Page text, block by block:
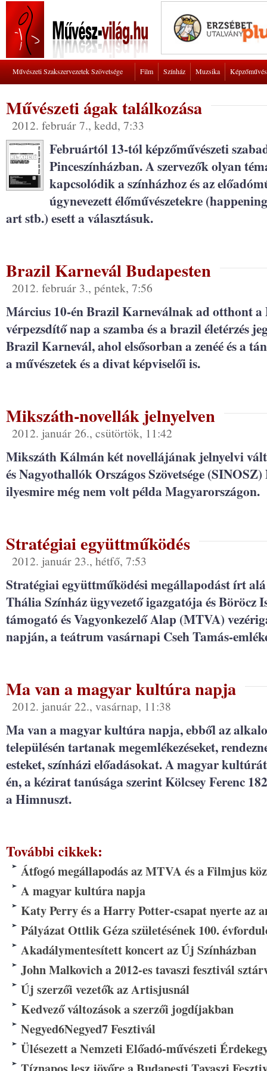
Művészeti Szakszervezetek Szövetsége Film Színház Muzsika
Művészeti ágak találkozása
2012. február 7., kedd, 7:33
Februártól 13-tól képzőművészeti
Pinceszínházban. A szervezők olyan
kapcsolódik a színházhoz és az
úgynevezett élőművészetekre
art stb.) esett a választásuk.
Brazil Karnevál Budapesten
2012. február 3., péntek, 7:56
Március 10-én Brazil Karneválnak ad otthont a
vérpezsdítő nap a szamba és a brazil életérzés
Brazil Karnevál, ahol elsősorban a zenéé és a
a művészetek és a divat képviselői is.
Mikszáth-novellák jelnyelven
2012. január 26., csütörtök, 11:42
Mikszáth Kálmán két novellájának jelnyelvi
és Nagyothallók Országos Szövetsége
ilyesmire még nem volt példa Magyarországon.
Stratégiai együttműködés
2012. január 23., hétfő, 7:53
Stratégiai együttműködési megállapodást írt
Thália Színház ügyvezető igazgatója és Böröcz
támogató és Vagyonkezelő Alap (MTVA)
napján, a teátrum vasárnapi Cseh Tamás-
Ma van a magyar kultúra napja
2012. január 22., vasárnap, 11:38
Ma van a magyar kultúra napja, ebből az
településén tartanak megemlékezéseket,
esteket, színházi előadásokat. A magyar
én, a kézirat tanúsága szerint Kölcsey Ferenc
a Himnuszt.
További cikkek:
Átfogó megállapodás az MTVA és a Filmjus
A magyar kultúra napja
Katy Perry és a Harry Potter-csapat nyerte az
Pályázat Ottlik Géza születésének 100.
Akadálymentesített koncert az Új Színházban
John Malkovich a 2012-es tavaszi fesztivál
Új szerzői vezetők az Artisjusnál
Kedvező változások a szerzői jogdíjakban
Negyed6Negyed7 Fesztivál
Ülésezett a Nemzeti Előadó-művészeti